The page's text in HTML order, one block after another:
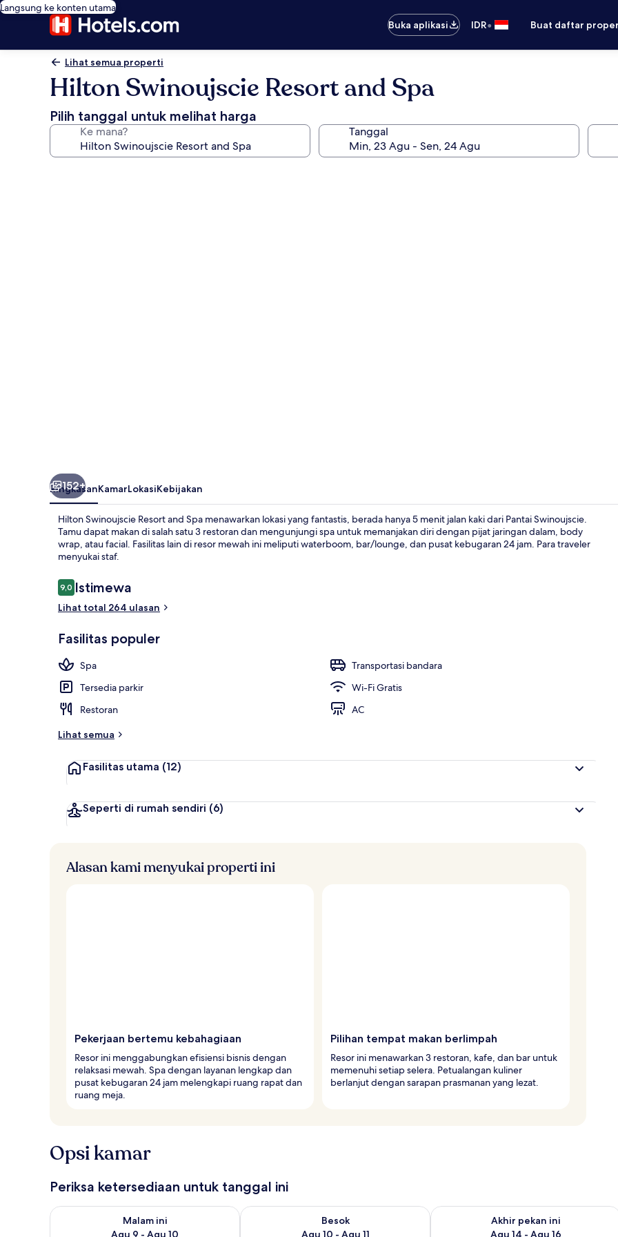
Langsung ke konten utama
Buka aplikasi
IDR• Buat daftar
Lihat semua properti
Hilton Swinoujscie Resort and Spa
Pilih tanggal untuk melihat harga
Ke mana? Tanggal
Suite,
152+
RingkasanKamarLokasiKebijakan
Hilton Swinoujscie Resort and Spa menawarkan lokasi yang fantastis, berada hanya 5 menit jalan kaki dari Pantai Swinoujscie.
Tamu dapat makan di salah satu 3 restoran dan mengunjungi spa untuk memanjakan diri dengan pijat jaringan dalam, body
wrap, atau facial. Fasilitas lain di resor mewah ini meliputi waterboom, bar/lounge, dan pusat kebugaran 24 jam. Para traveler
menyukai staf.
Ulasan
9,09,0 dari 10
Istimewa
Lihat total 264 ulasan
Fasilitas populer
Spa
Transportasi bandara
Tersedia parkir
Wi-Fi Gratis
Restoran
AC
Lihat semua
Fasilitas utama (12)
Seperti di rumah sendiri (6)
Alasan kami menyukai properti ini
Pekerjaan bertemu kebahagiaan
Resor ini menggabungkan efisiensi bisnis dengan
relaksasi mewah. Spa dengan layanan lengkap dan
pusat kebugaran 24 jam melengkapi ruang rapat dan
ruang meja.
Pilihan tempat makan berlimpah
Resor ini menawarkan 3 restoran, kafe, dan bar untuk
memenuhi setiap selera. Petualangan kuliner
berlanjut dengan sarapan prasmanan yang lezat.
Opsi kamar
Periksa ketersediaan untuk tanggal ini
Malam ini
Agu 9 - Agu 10
Periksa ketersediaan untuk malam ini Agu 9 - Agu 10
Besok
Agu 10 - Agu 11
Periksa ketersediaan untuk besok Agu 10 - Agu 11
Akhir pekan ini
Agu 14 - Agu 16
Periksa ketersediaan untuk akhir